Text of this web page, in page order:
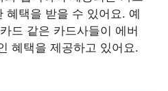
혜택을 받을 수 있어요. 예
드 같은 카드사들이 에버
혜택을 제공하고 있어요.